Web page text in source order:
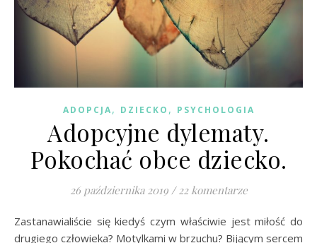
ADOPCJA, DZIECKO , PSYCHOLOGIA
Adopcyjne dylematy.
Pokochać obce dziecko.
26 października 2019 / 22 komentarze
Zastanawialiście się kiedyś czym właściwie jest miłość do
drugiego człowieka? Motylkami w brzuchu? Bijącym sercem